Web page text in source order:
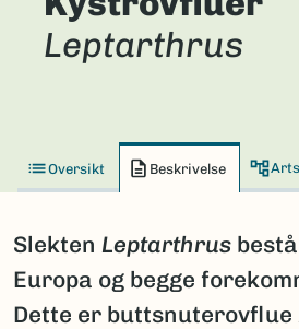
Leptarthrus
Oversikt Beskrivelse
Slekten Leptarthrus
Europa og begge
Dette er buttsnuterovflue